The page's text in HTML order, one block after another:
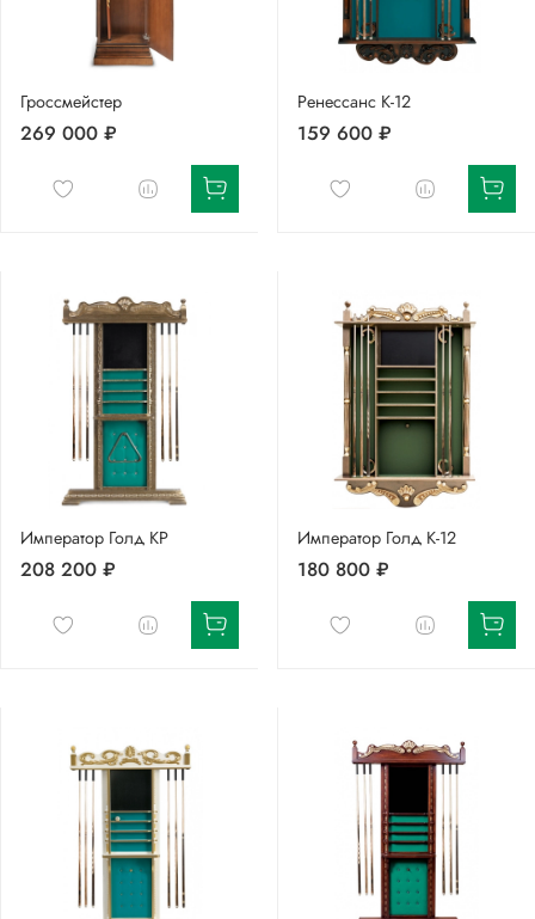
Гроссмейстер
269 000 ₽
Ренессанс К-12
159 600 ₽
Император Голд КР
208 200 ₽
Император Голд К-12
180 800 ₽